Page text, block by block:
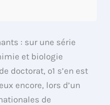
: sur une série
et biologie
doctorat, o1 s’en est
encore, lors d’un
de